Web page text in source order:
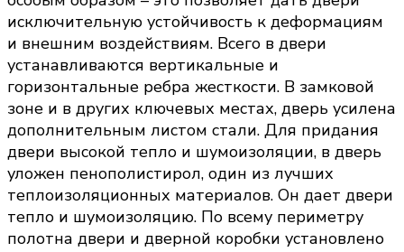
исключительную устойчивость к деформациям
и внешним воздействиям. Всего в двери
устанавливаются вертикальные и
горизонтальные ребра жесткости. В замковой
зоне и в других ключевых местах, дверь усилена
дополнительным листом стали. Для придания
двери высокой тепло и шумоизоляции, в дверь
уложен пенополистирол, один из лучших
теплоизоляционных материалов. Он дает двери
тепло и шумоизоляцию. По всему периметру
полотна двери и дверной коробки установлено